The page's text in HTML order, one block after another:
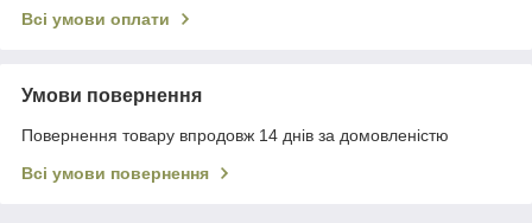
Всі умови оплати
Умови повернення
Повернення товару впродовж 14 днів за домовленістю
Всі умови повернення